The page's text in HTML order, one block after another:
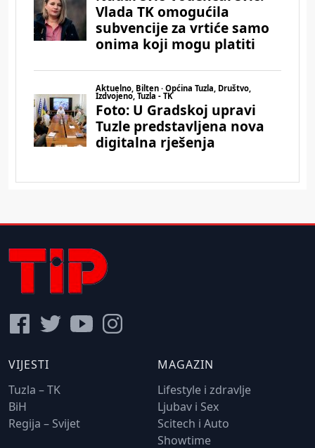
VIJESTI
Tuzla – TK
BiH
Regija – Svijet
MAGAZIN
Lifestyle i zdravlje
Ljubav i Sex
Scitech i Auto
Showtime